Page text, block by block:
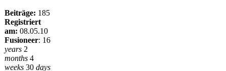
Beiträge: 185
Registriert
am: 08.05.10
Fusioneer: 16
years 2
months 4
weeks 30 days